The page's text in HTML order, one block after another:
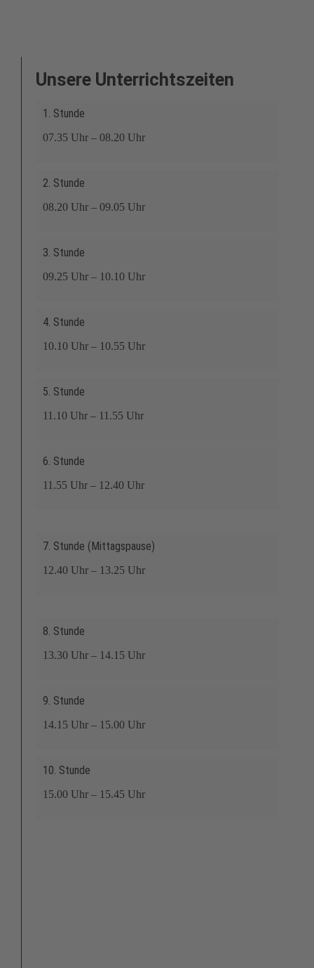
Unsere Unterrichtszeiten
1. Stunde
07.35 Uhr – 08.20 Uhr
2. Stunde
08.20 Uhr – 09.05 Uhr
3. Stunde
09.25 Uhr – 10.10 Uhr
4. Stunde
10.10 Uhr – 10.55 Uhr
5. Stunde
11.10 Uhr – 11.55 Uhr
6. Stunde
11.55 Uhr – 12.40 Uhr
7. Stunde (Mittagspause)
12.40 Uhr – 13.25 Uhr
8. Stunde
13.30 Uhr – 14.15 Uhr
9. Stunde
14.15 Uhr – 15.00 Uhr
10. Stunde
15.00 Uhr – 15.45 Uhr